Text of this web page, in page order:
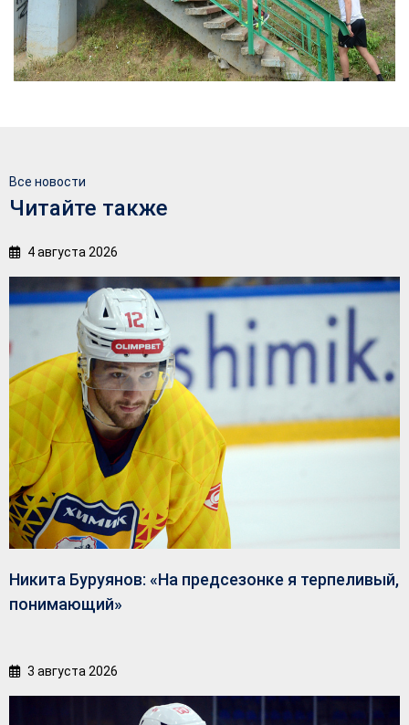
Все новости
Читайте также
4 августа 2026
Никита Буруянов: «На предсезонке я терпеливый,
понимающий»
3 августа 2026